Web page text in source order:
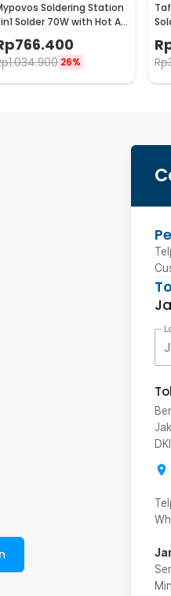
Soldering Station
Solder 70W with Hot Air
Heat Gun 750W - 8582D
766.400
1.034.900 26% Rp